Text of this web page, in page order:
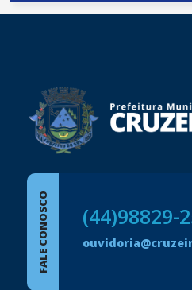
FALE CONOSCO (44)98829-